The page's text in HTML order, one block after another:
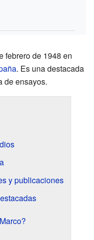
febrero de 1948 en
. Es una destacada
de ensayos.
y publicaciones